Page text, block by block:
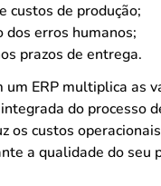
custos de produção;
dos erros humanos;
prazos de entrega.
um ERP multiplica as
do processo
os custos
a qualidade do seu